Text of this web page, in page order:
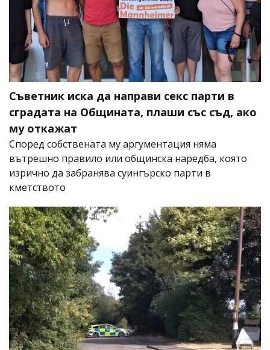
Съветник иска да направи секс парти в
сградата на Общината, плаши със съд, ако
му откажат
Според собствената му аргументация няма
вътрешно правило или общинска наредба, която
изрично да забранява суингърско парти в
кметството